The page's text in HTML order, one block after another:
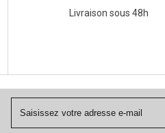
Livraison sous 48h